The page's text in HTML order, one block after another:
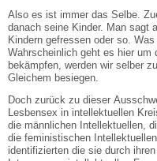
Also es ist immer das Selbe.
danach seine Kinder. Man sagt
Kindern gefressen oder so.
Wahrscheinlich geht es hier um
bekämpfen, werden wir selber
Gleichem besiegen.
Doch zurück zu dieser
Lesbensex in intellektuellen
die männlichen Intellektuellen,
die feministischen
identifizierten die sie durch